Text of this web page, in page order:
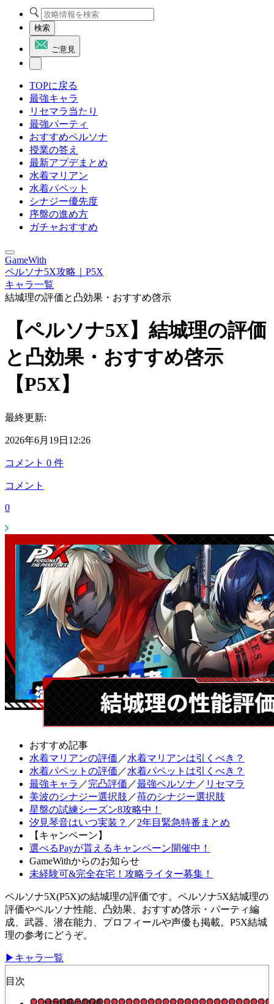
検索
ご意見
TOPに戻る
最強キャラ
リセマラ当たり
最強パーティ
おすすめペルソナ
授業の答え
最新アプデまとめ
水着マリアン
水着パペット
シナジー優先度
序盤の進め方
ガチャおすすめ
GameWith
ペルソナ5X攻略｜P5X
キャラ一覧
結城理の評価と凸効果・おすすめ啓示
【ペルソナ5X】結城理の評価
と凸効果・おすすめ啓示
【P5X】
最終更新:
2026年6月19日12:26
コメント 0 件
コメント
0
おすすめ記事
水着マリアンの評価 ／水着マリアンは引くべき？
水着パペットの評価 ／水着パペットは引くべき？
最強キャラ ／完凸評価 ／最強ペルソナ ／ リセマラ
美波のシナジー選択肢 ／苺のシナジー選択肢
星盤の試練シーズン8攻略中！
汐見琴音はいつ実装？ ／2年目緊急特番まとめ
【キャンペーン】
選べるPayが貰えるキャンペーン開催中！
GameWithからのお知らせ
未経験可&完全在宅！攻略ライター募集！
ペルソナ5X(P5X)の結城理の評価です。ペルソナ5X結城理の
評価やペルソナ性能、凸効果、おすすめ啓示・パーティ編
成、武器、潜在能力、プロフィールや声優も掲載。P5X結城
理の参考にどうぞ。
▶キャラ一覧
目次